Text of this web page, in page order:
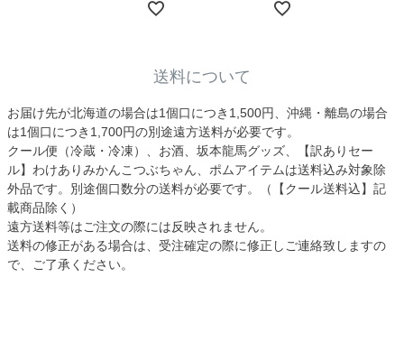
送料について
お届け先が北海道の場合は1個口につき1,500円、沖縄・離島の場合
は1個口につき1,700円の別途遠方送料が必要です。
クール便（冷蔵・冷凍）、お酒、坂本龍馬グッズ、【訳ありセー
ル】わけありみかんこつぶちゃん、ポムアイテムは送料込み対象除
外品です。別途個口数分の送料が必要です。（【クール送料込】記
載商品除く）
遠方送料等はご注文の際には反映されません。
送料の修正がある場合は、受注確定の際に修正しご連絡致しますの
で、ご了承ください。